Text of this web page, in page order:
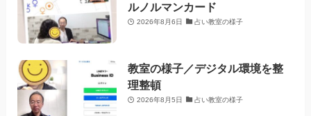
ルノルマンカード
2026年8月6日 占い教室の様子
教室の様子／デジタル環境を整
理整頓
2026年8月5日 占い教室の様子